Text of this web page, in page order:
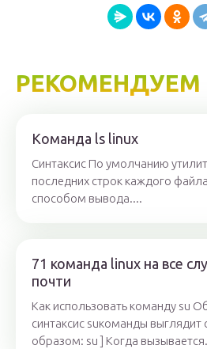
РЕКОМЕНДУЕМ
Команда ls linux
Синтаксис По умолчанию
последних строк каждого
способом вывода....
71 команда linux на все
почти
Как использовать команду su
синтаксис suкоманды
образом: su ] Когда